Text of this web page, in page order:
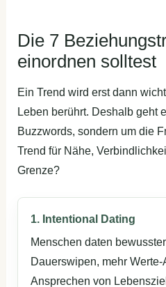
Die 7
einordnen solltest
Ein Trend wird erst dann
Leben berührt. Deshalb geht
Buzzwords, sondern um die
Trend für Nähe,
Grenze?
1. Intentional Dating
Menschen daten
Dauerswipen, mehr
Ansprechen von